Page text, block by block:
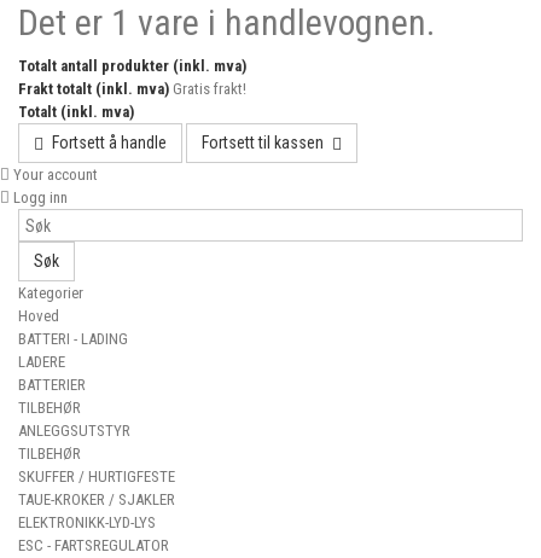
Det er 1 vare i handlevognen.
Totalt antall produkter (inkl. mva)
Frakt totalt (inkl. mva) Gratis frakt!
Totalt (inkl. mva)
Fortsett å handle Fortsett til kassen
Your account
Logg inn
Søk
Kategorier
Hoved
BATTERI - LADING
LADERE
BATTERIER
TILBEHØR
ANLEGGSUTSTYR
TILBEHØR
SKUFFER / HURTIGFESTE
TAUE-KROKER / SJAKLER
ELEKTRONIKK-LYD-LYS
ESC - FARTSREGULATOR